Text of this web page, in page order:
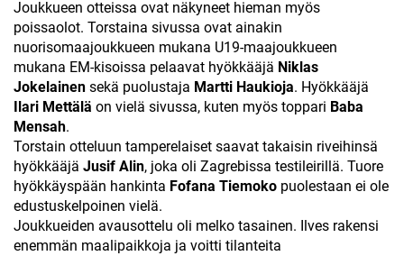
Joukkueen otteissa ovat näkyneet hieman myös
poissaolot. Torstaina sivussa ovat ainakin
nuorisomaajoukkueen mukana U19-maajoukkueen
mukana EM-kisoissa pelaavat hyökkääjä Niklas
Jokelainen sekä puolustaja Martti Haukioja. Hyökkääjä
Ilari Mettälä on vielä sivussa, kuten myös toppari Baba
Mensah.
Torstain otteluun tamperelaiset saavat takaisin riveihinsä
hyökkääjä Jusif Alin, joka oli Zagrebissa testileirillä. Tuore
hyökkäyspään hankinta Fofana Tiemoko puolestaan ei ole
edustuskelpoinen vielä.
Joukkueiden avausottelu oli melko tasainen. Ilves rakensi
enemmän maalipaikkoja ja voitti tilanteita